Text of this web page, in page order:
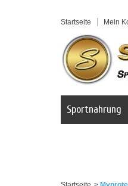
Startseite Mein
Sportnahrung